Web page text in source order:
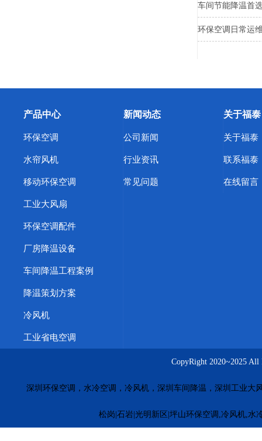
车间节能降温首
环保空调日常运
产品中心
环保空调
水帘风机
移动环保空调
工业大风扇
环保空调配件
厂房降温设备
车间降温工程案例
降温策划方案
冷风机
工业省电空调
新闻动态
公司新闻
行业资讯
常见问题
关于福泰
关于福泰
联系福泰
在线留言
CopyRight 2020~2025
深圳环保空调，水冷空调，冷风机，深圳车间降温，深圳工业大
松岗|石岩|光明新区|坪山环保空调,冷风机,水